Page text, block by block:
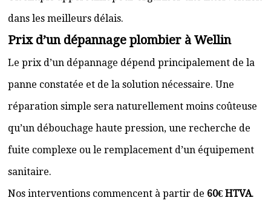
dans les meilleurs délais.
Prix d’un dépannage plombier à Wellin
Le prix d’un dépannage dépend principalement de la
panne constatée et de la solution nécessaire. Une
réparation simple sera naturellement moins coûteuse
qu’un débouchage haute pression, une recherche de
fuite complexe ou le remplacement d’un équipement
sanitaire.
Nos interventions commencent à partir de 60€ HTVA.